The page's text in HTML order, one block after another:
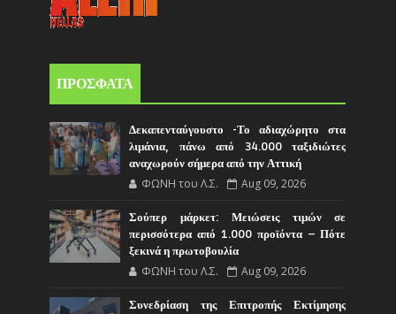
ΠΡΟΣΦΑΤΑ
Δεκαπενταύγουστο -Το αδιαχώρητο στα
λιμάνια, πάνω από 34.000 ταξιδιώτες
αναχωρούν σήμερα από την Αττική
ΦΩΝΗ του Λ.Σ. Aug 09, 2026
Σούπερ μάρκετ: Μειώσεις τιμών σε
περισσότερα από 1.000 προϊόντα – Πότε
ξεκινά η πρωτοβουλία
ΦΩΝΗ του Λ.Σ. Aug 09, 2026
Συνεδρίαση της Επιτροπής Εκτίμησης